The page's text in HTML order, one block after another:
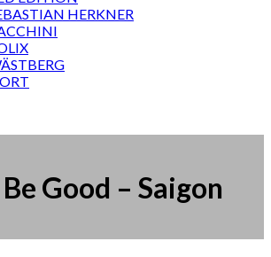
HERKNER
Good – Saigon